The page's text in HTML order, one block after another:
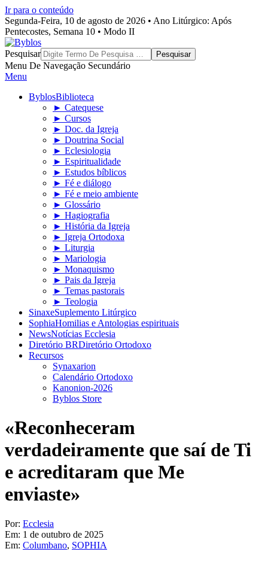
Ir para o conteúdo
Segunda-Feira, 10 de agosto de 2026 • Ano Litúrgico: Após
Pentecostes, Semana 10 • Modo II
Byblos
Pesquisar
Menu De Navegação Secundário
Menu
ByblosBiblioteca
► Catequese
► Cursos
► Doc. da Igreja
► Doutrina Social
► Eclesiologia
► Espiritualidade
► Estudos bíblicos
► Fé e diálogo
► Fé e meio ambiente
► Glossário
► Hagiografia
► História da Igreja
► Igreja Ortodoxa
► Liturgia
► Mariologia
► Monaquismo
► Pais da Igreja
► Temas pastorais
► Teologia
SinaxeSuplemento Litúrgico
SophiaHomilias e Antologias espirituais
NewsNotícias Ecclesia
Diretório BRDiretório Ortodoxo
Recursos
Synaxarion
Calendário Ortodoxo
Kanonion-2026
Byblos Store
«Reconheceram
verdadeiramente que saí de Ti
e acreditaram que Me
enviaste»
Por: Ecclesia
Em: 1 de outubro de 2025
Em: Columbano, SOPHIA